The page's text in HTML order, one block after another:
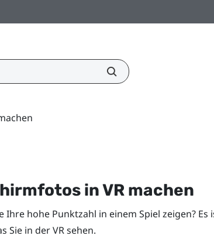
in VR machen
Ihre hohe Punktzahl in einem Spiel zeigen?
Sie in der VR sehen.